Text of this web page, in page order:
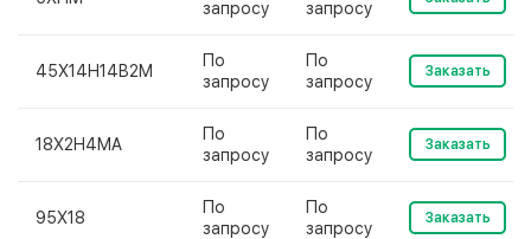
запросу запросу
45Х14Н14В2М
По
запросу
По
запросу
Заказать
18Х2Н4МА
По
запросу
По
запросу
Заказать
95Х18
По
запросу
По
запросу
Заказать